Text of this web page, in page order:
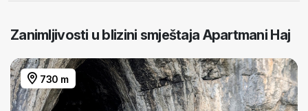
Zanimljivosti u blizini smještaja Apartmani Haj
730 m